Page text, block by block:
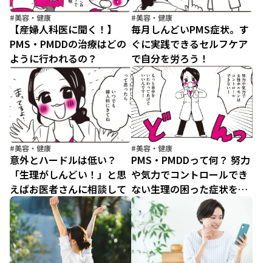
#美容・健康
【産婦人科医に聞く！】
PMS・PMDDの治療はどの
ように行われるの？
#美容・健康
毎月しんどいPMS症状。す
ぐに実践できるセルフケア
で自分を労ろう！
#美容・健康
意外とハードルは低い？
「生理がしんどい！」と思
えばお医者さんに相談して
#美容・健康
PMS・PMDDって何？ 努力
や気力でコントロールでき
ない生理の困った症状を知
ろう